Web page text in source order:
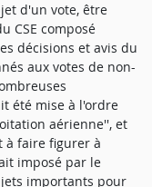
d'un vote, être
CSE composé
décisions et avis du
aux votes de non-
été mise à l'ordre
aérienne'', et
à faire figurer à
imposé par le
importants pour